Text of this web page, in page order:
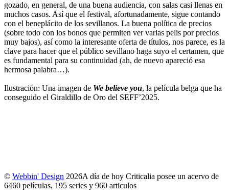
gozado, en general, de una buena audiencia, con salas casi llenas en
muchos casos. Así que el festival, afortunadamente, sigue contando
con el beneplácito de los sevillanos. La buena política de precios
(sobre todo con los bonos que permiten ver varias pelis por precios
muy bajos), así como la interesante oferta de títulos, nos parece, es la
clave para hacer que el público sevillano haga suyo el certamen, que
es fundamental para su continuidad (ah, de nuevo apareció esa
hermosa palabra…).
Ilustración: Una imagen de We believe you, la película belga que ha
conseguido el Giraldillo de Oro del SEFF’2025.
© Webbin' Design 2026A día de hoy Criticalia posee un acervo de
6460 películas, 195 series y 960 articulos